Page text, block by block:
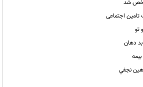
شد
اجتماعی
تو
نجفي